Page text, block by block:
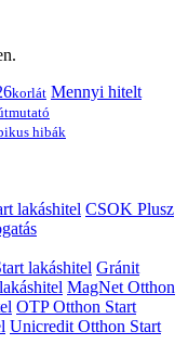
korlát Mennyi hitelt
hibák
lakáshitel CSOK Plusz
lakáshitel Gránit
MagNet Otthon
OTP Otthon Start
Unicredit Otthon Start